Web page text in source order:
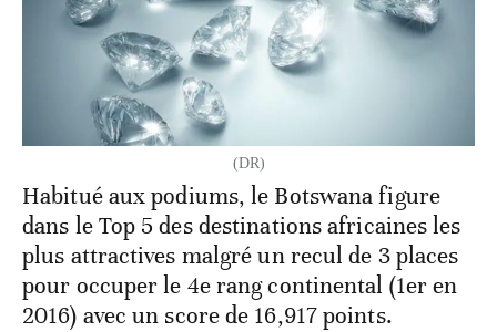
(DR)
Habitué aux podiums, le Botswana figure
dans le Top 5 des destinations africaines les
plus attractives malgré un recul de 3 places
pour occuper le 4e rang continental (1er en
2016) avec un score de 16,917 points.